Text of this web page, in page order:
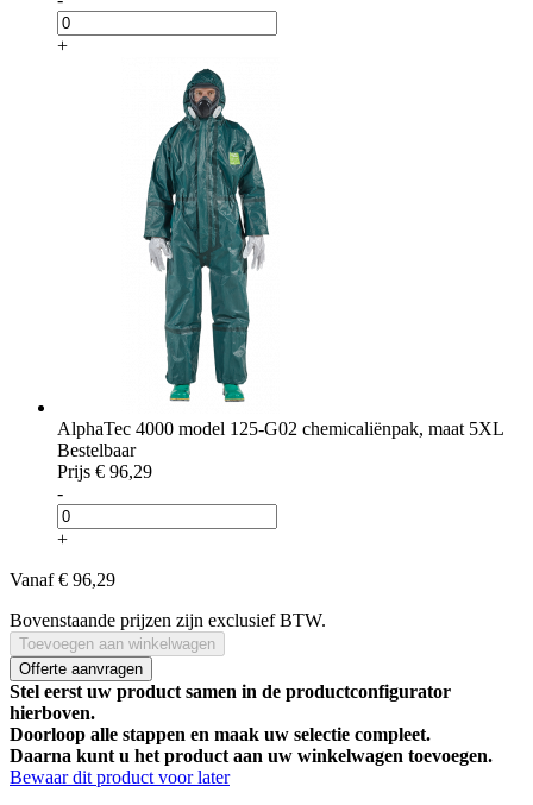
+
AlphaTec 4000 model 125-G02 chemicaliënpak, maat 5XL
Bestelbaar
Prijs € 96,29
-
+
Vanaf € 96,29
Bovenstaande prijzen zijn exclusief BTW.
Toevoegen aan winkelwagen
Offerte aanvragen
Stel eerst uw product samen in de productconfigurator
hierboven.
Doorloop alle stappen en maak uw selectie compleet.
Daarna kunt u het product aan uw winkelwagen toevoegen.
Bewaar dit product voor later